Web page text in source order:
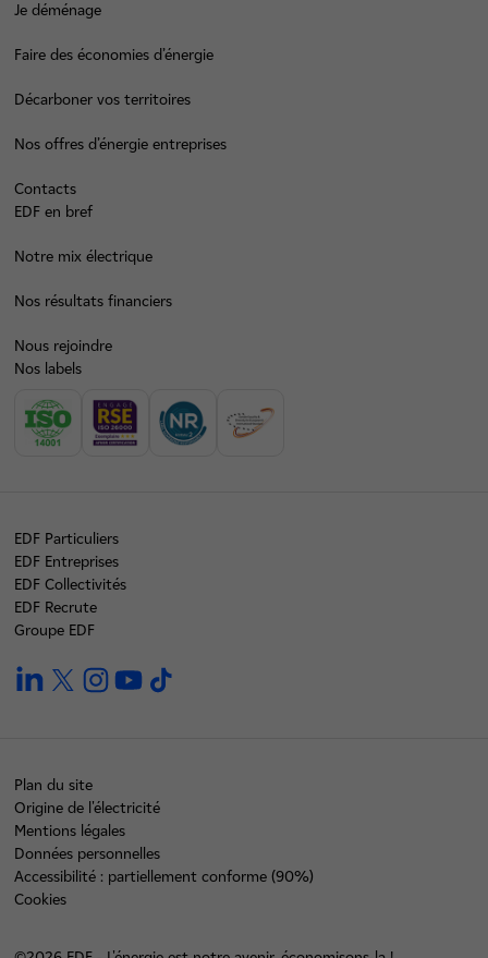
Je déménage
Faire des économies d’énergie
Décarboner vos territoires
Nos offres d’énergie entreprises
Contacts
EDF en bref
Notre mix électrique
Nos résultats financiers
Nous rejoindre
Nos labels
EDF Particuliers
EDF Entreprises
EDF Collectivités
EDF Recrute
Groupe EDF
linkedintwitterinstagramyoutube
Plan du site
Origine de l'électricité
Mentions légales
Données personnelles
Accessibilité : partiellement conforme (90%)
Cookies